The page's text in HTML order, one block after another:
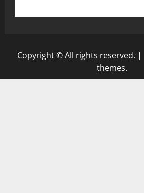
Copyright © All rights reserved. |
themes.